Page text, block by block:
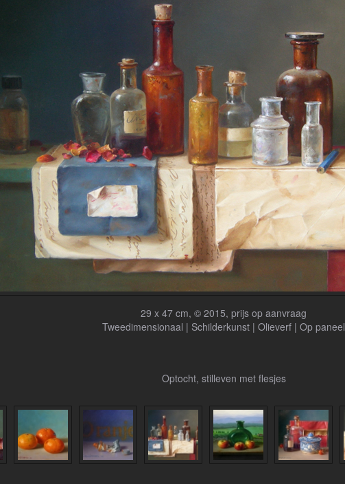
29 x 47 cm, © 2015, prijs op aanvraag
Tweedimensionaal | Schilderkunst | Olieverf | Op paneel
Optocht, stilleven met flesjes